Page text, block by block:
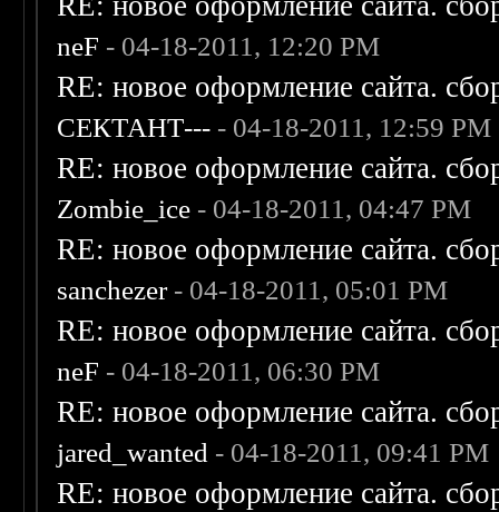
neF - 04-18-2011, 12:20 PM
RE: новое оформление сайта.
СЕКТАНТ--- - 04-18-2011, 12:59 PM
RE: новое оформление сайта.
Zombie_ice - 04-18-2011, 04:47 PM
RE: новое оформление сайта.
sanchezer- 04-18-2011, 05:01 PM
RE: новое оформление сайта.
neF - 04-18-2011, 06:30 PM
RE: новое оформление сайта.
jared_wanted - 04-18-2011, 09:41 PM
RE: новое оформление сайта.